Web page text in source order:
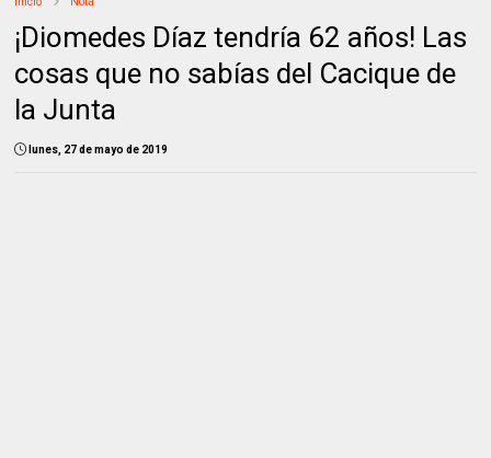
¡Diomedes Díaz tendría 62 años! Las
cosas que no sabías del Cacique de
la Junta
lunes, 27 de mayo de 2019